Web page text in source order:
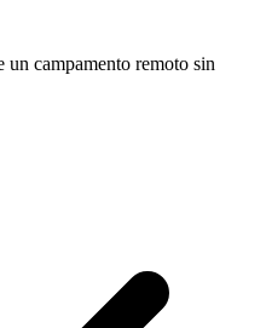
un campamento remoto sin